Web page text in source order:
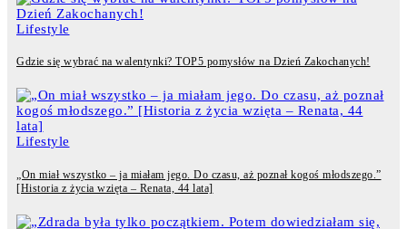
Lifestyle
Gdzie się wybrać na walentynki? TOP5 pomysłów na Dzień Zakochanych!
Lifestyle
„On miał wszystko – ja miałam jego. Do czasu, aż poznał kogoś młodszego.”
[Historia z życia wzięta – Renata, 44 lata]